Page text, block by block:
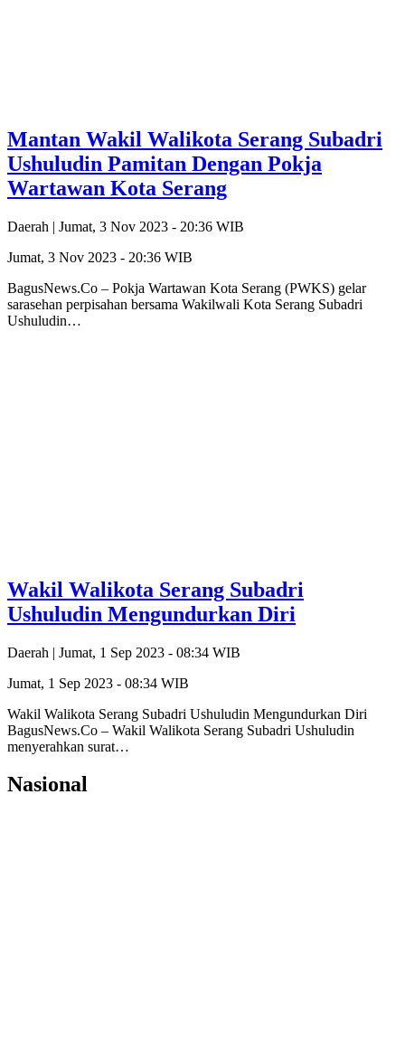
Mantan Wakil Walikota Serang Subadri
Ushuludin Pamitan Dengan Pokja
Wartawan Kota Serang
Daerah | Jumat, 3 Nov 2023 - 20:36 WIB
Jumat, 3 Nov 2023 - 20:36 WIB
BagusNews.Co – Pokja Wartawan Kota Serang (PWKS) gelar
sarasehan perpisahan bersama Wakilwali Kota Serang Subadri
Ushuludin…
Wakil Walikota Serang Subadri
Ushuludin Mengundurkan Diri
Daerah | Jumat, 1 Sep 2023 - 08:34 WIB
Jumat, 1 Sep 2023 - 08:34 WIB
Wakil Walikota Serang Subadri Ushuludin Mengundurkan Diri
BagusNews.Co – Wakil Walikota Serang Subadri Ushuludin
menyerahkan surat…
Nasional